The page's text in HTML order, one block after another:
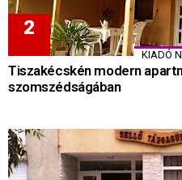
KIADÓ
Tiszakécskén modern
szomszédságában